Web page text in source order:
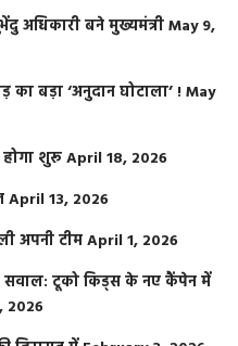
अधिकारी बने मुख्यमंत्रीMay 9,
का बड़ा ‘अनुदान घोटाला’ !May
शुरूApril 18, 2026
April 13, 2026
अपनी टीमApril 1, 2026
सवाल: टूको किड्स के नए कैंपेन में
2026